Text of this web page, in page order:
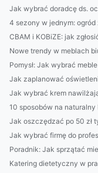
Jak wybrać doradcę ds.
4 sezony w jednym:
CBAM i KOBiZE: jak
Nowe trendy w meblach
Pomysł: Jak wybrać
Jak zaplanować
Jak wybrać krem
10 sposobów na
Jak oszczędzać po 50 zł
Jak wybrać firmę do
Poradnik: Jak sprzątać
Katering dietetyczny w